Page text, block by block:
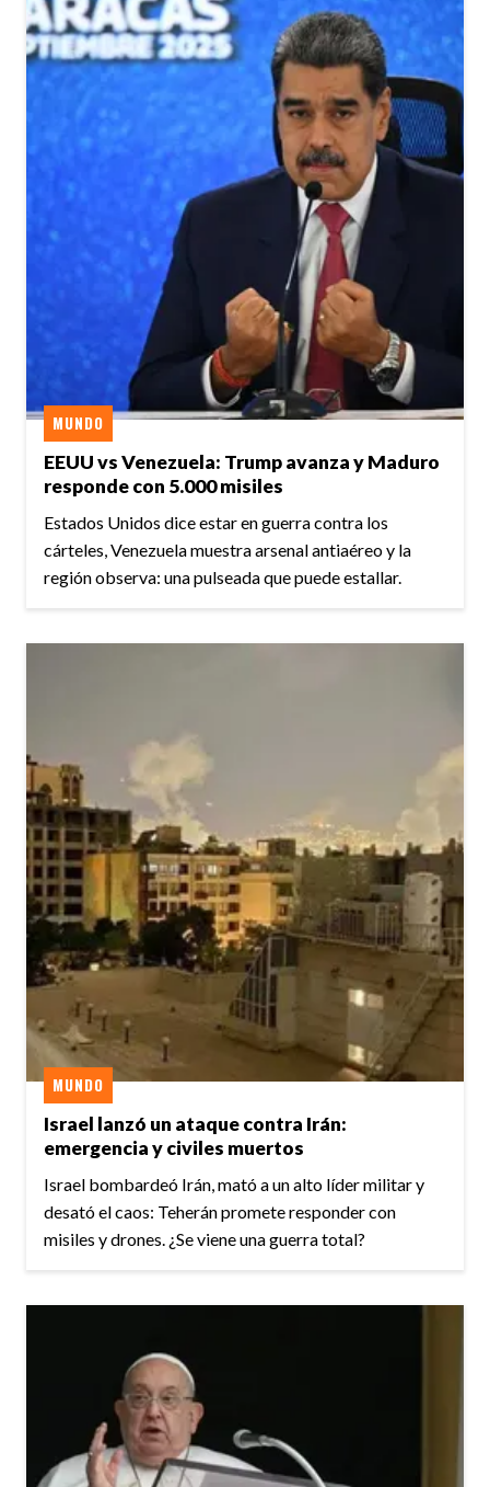
EEUU vs Venezuela: Trump avanza y Maduro
responde con 5.000 misiles
MUNDO
Estados Unidos dice estar en guerra contra los
cárteles, Venezuela muestra arsenal antiaéreo y la
región observa: una pulseada que puede estallar.
Israel lanzó un ataque contra Irán:
emergencia y civiles muertos
MUNDO
Israel bombardeó Irán, mató a un alto líder militar y
desató el caos: Teherán promete responder con
misiles y drones. ¿Se viene una guerra total?